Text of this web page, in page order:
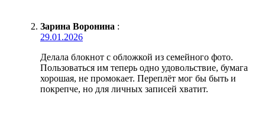
Зарина Воронина :
29.01.2026
Делала блокнот с обложкой из семейного фото.
Пользоваться им теперь одно удовольствие, бумага
хорошая, не промокает. Переплёт мог бы быть и
покрепче, но для личных записей хватит.